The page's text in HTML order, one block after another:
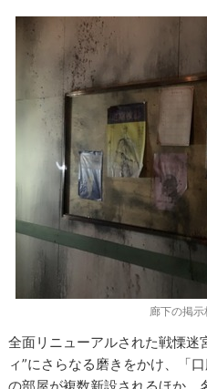
廊下の掲
全面リニューアルされた戦慄迷
ィ”にさらなる磨きをかけ、「
の部屋が複数新設されるほか、